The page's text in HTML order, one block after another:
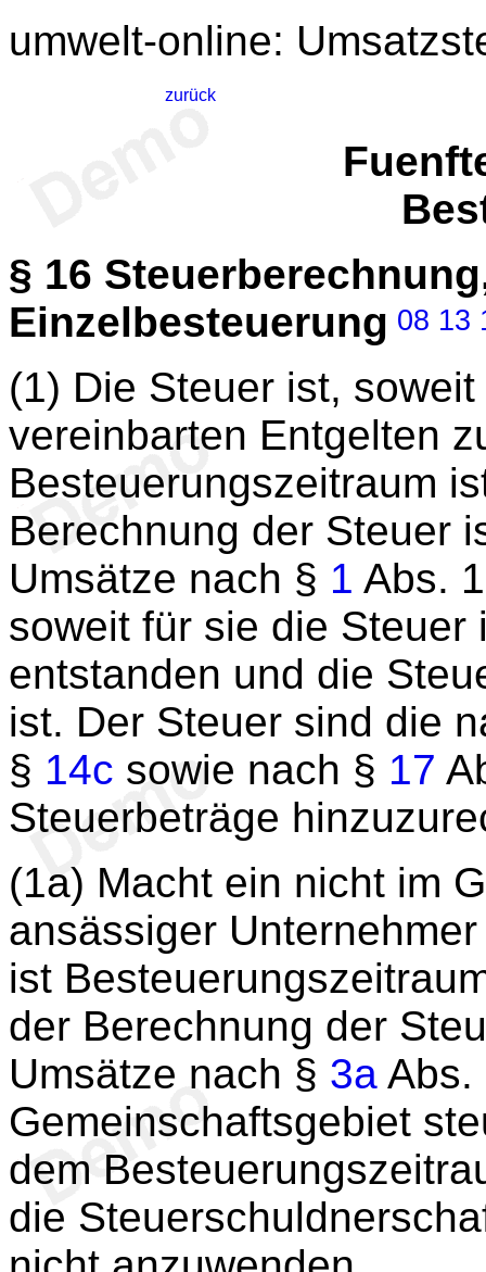
umwelt-online:
zurück
§ 16
Einzelbesteuerung 08 13
(1) Die Steuer ist,
vereinbarten Entgelten
Besteuerungszeitraum
Berechnung der Steuer
Umsätze nach § 1 Abs.
soweit für sie die
entstanden und die
ist. Der Steuer sind die
§ 14c sowie nach § 17
Steuerbeträge
(1a) Macht ein nicht im
ansässiger
ist
der Berechnung der
Umsätze nach § 3a Abs.
Gemeinschaftsgebiet
dem
die